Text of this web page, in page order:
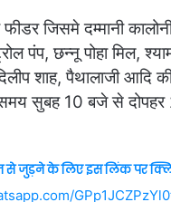
जिसमे दम्मानी
पंप, छन्नू पोहा मिल,
शाह, पैथालाजी आदि
समय सुबह 10 बजे से
से जुड़ने के लिए इस लिंक पर